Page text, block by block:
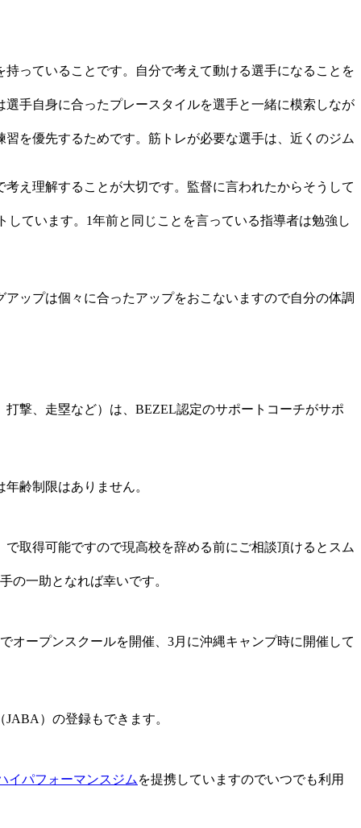
っていることです。自分で考えて動ける選手になることを
手自身に合ったプレースタイルを選手と一緒に模索しなが
を優先するためです。筋トレが必要な選手は、近くのジム
え理解することが大切です。監督に言われたからそうして
ています。1年前と同じことを言っている指導者は勉強し
ップは個々に合ったアップをおこないますので自分の体調
撃、走塁など）は、BEZEL認定のサポートコーチがサポ
齢制限はありません。
で取得可能ですので現高校を辞める前にご相談頂けるとスム
の一助となれば幸いです。
オープンスクールを開催、3月に沖縄キャンプ時に開催して
）の登録もできます。
イパフォーマンスジム を提携していますのでいつでも利用